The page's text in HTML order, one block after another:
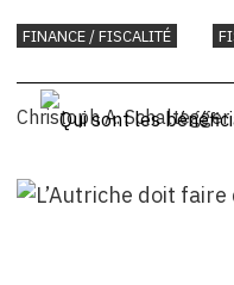
FINANCE / FISCALITÉ
Christoph A. Schaltegger